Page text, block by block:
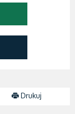
Drukuj